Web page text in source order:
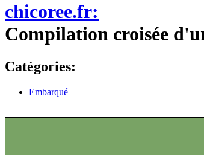
chicoree.fr:
Compilation croisée
Catégories:
Embarqué